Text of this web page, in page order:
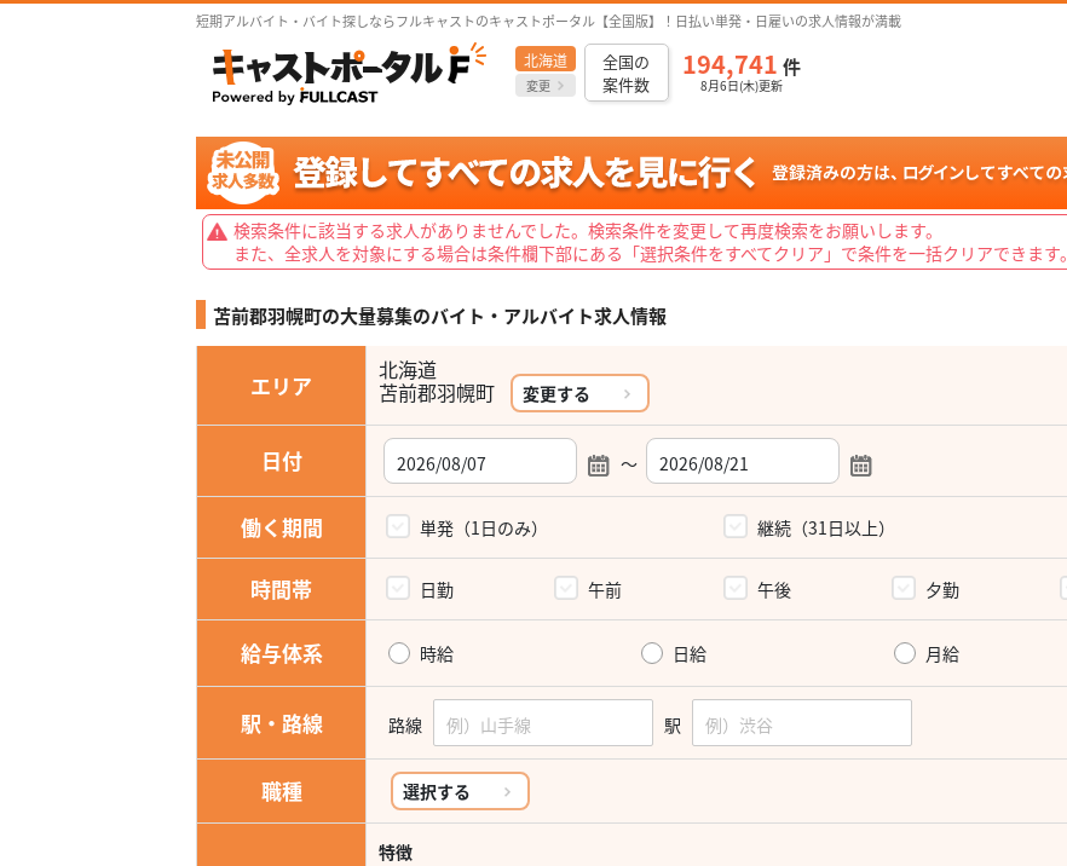
短期アルバイト・バイト探しならフルキャストのキャストポータル【全国版】！日払い単発・日雇いの求人情報が満載
北海道
変更
全国の
案件数
194,741 件
8月6日(木)更新
検索条件に該当する求人がありませんでした。検索条件を変更して再度検索をお願いします。
また、全求人を対象にする場合は条件欄下部にある「選択条件をすべてクリア」で条件を一括クリアできます。
苫前郡羽幌町の大量募集のバイト・アルバイト求人情報
エリア
北海道
変更する
日付 ～
働く期間 単発（1日のみ） 継続（31日以上）
時間帯 日勤 午前 午後 夕勤
給与体系 時給 日給 月給
駅・路線 路線 駅
職種 選択する
特徴